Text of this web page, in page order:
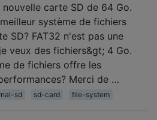
nouvelle carte SD de 64 Go.
système de fichiers
SD? FAT32 n'est pas une
veux des fichiers&gt; 4 Go.
de fichiers offre les
Merci de …
sd sd-card file-system